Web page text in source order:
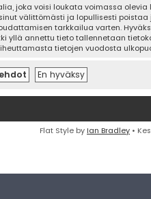
joka voisi loukata voimassa olevia
välittömästi ja lopullisesti
tarkkailua varten.
yllä annettu tieto tallennetaan
tietojen vuodosta
Flat Style by Ian Bradley •